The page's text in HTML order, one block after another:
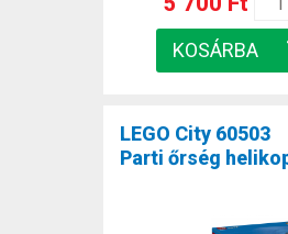
LEGO City 60503
Parti őrség